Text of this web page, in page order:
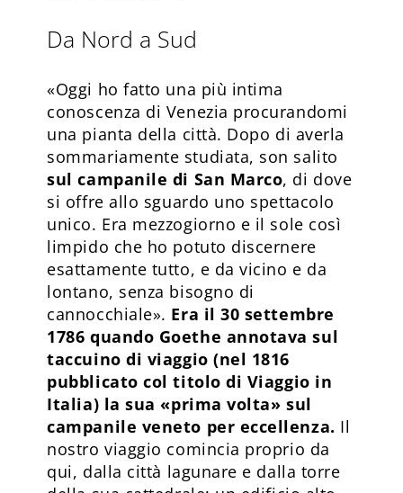
Da Nord a Sud
«Oggi ho fatto una più intima
conoscenza di Venezia procurandomi
una pianta della città. Dopo di averla
sommariamente studiata, son salito
sul campanile di San Marco, di dove
si offre allo sguardo uno spettacolo
unico. Era mezzogiorno e il sole così
limpido che ho potuto discernere
esattamente tutto, e da vicino e da
lontano, senza bisogno di
cannocchiale». Era il 30 settembre
1786 quando Goethe annotava sul
taccuino di viaggio (nel 1816
pubblicato col titolo di Viaggio in
Italia) la sua «prima volta» sul
campanile veneto per eccellenza. Il
nostro viaggio comincia proprio da
qui, dalla città lagunare e dalla torre